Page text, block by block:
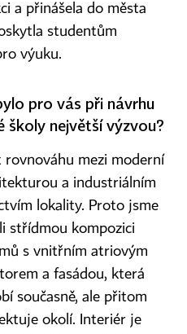
a přinášela do města
studentům
výuku.
pro vás při návrhu
školy největší výzvou?
rovnováhu mezi moderní
a industriálním
lokality. Proto jsme
střídmou kompozici
s vnitřním atriovým
a fasádou, která
současně, ale přitom
okolí. Interiér je